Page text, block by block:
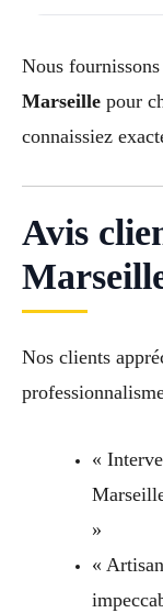
Nous
Marseille pour
connaissiez
Avis
Nos clients
«
»
«